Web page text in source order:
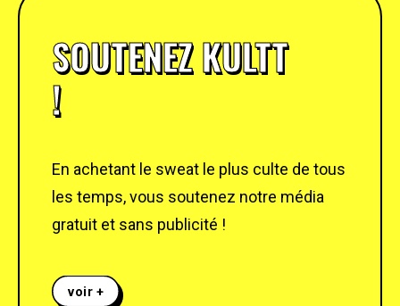
SOUTENEZ KULTT
!
En achetant le sweat le plus culte de tous
les temps, vous soutenez notre média
gratuit et sans publicité !
voir +